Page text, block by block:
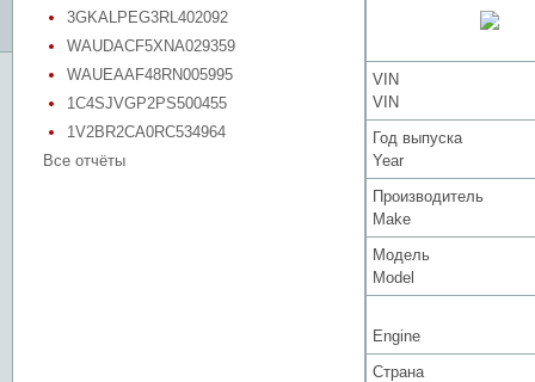
3GKALPEG3RL402092
WAUDACF5XNA029359
WAUEAAF48RN005995
1C4SJVGP2PS500455
1V2BR2CA0RC534964
Все отчёты
VIN
VIN
Год выпуска
Year
Производитель
Make
Модель
Model
Engine
Страна